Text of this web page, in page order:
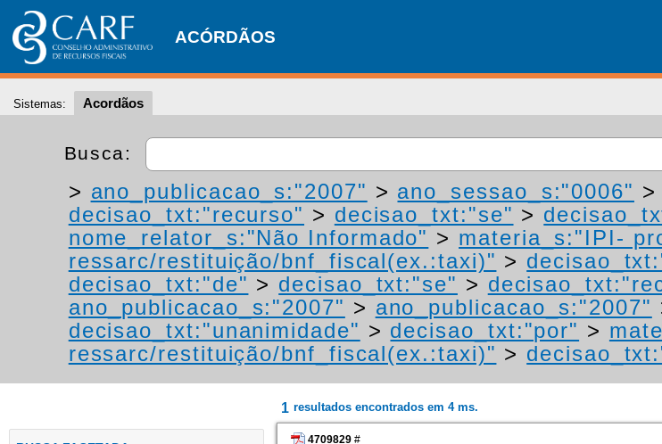
ACÓRDÃOS
Sistemas: Acordãos
Busca:
> ano_publicacao_s:"2007" > ano_sessao_s:"0006" >
decisao_txt:"recurso" > decisao_txt:"se" >
nome_relator_s:"Não Informado" > materia_s:"IPI-
ressarc/restituição/bnf_fiscal(ex.:taxi)" >
decisao_txt:"de" > decisao_txt:"se" >
ano_publicacao_s:"2007" > ano_publicacao_s:"2007"
decisao_txt:"unanimidade" > decisao_txt:"por" >
ressarc/restituição/bnf_fiscal(ex.:taxi)" >
1 resultados encontrados em 4 ms.
4709829 #